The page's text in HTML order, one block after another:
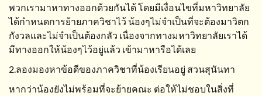
พวกเรามาหาทางออกด้วยกันได้ โดยมีเงื่อนไขที่มหาวิทยาลัย
ได้กำหนดการย้ายภาควิชาไว้ น้องๆไม่จำเป็นที่จะต้องมาวิตก
กังวลและไม่จำเป็นต้องกลัว เนื่องจากทางมหาวิทยาลัยเราได้
มีทางออกให้น้องๆไว้อยู่แล้ว เข้ามาหารือได้เลย
2.ลองมองหาข้อดีของภาควิชาที่น้องเรียนอยู่ สวนสุนันทา
หากว่าน้องยังไม่พร้อมที่จะย้ายคณะ ต่อให้ไม่ชอบในสิ่งที่